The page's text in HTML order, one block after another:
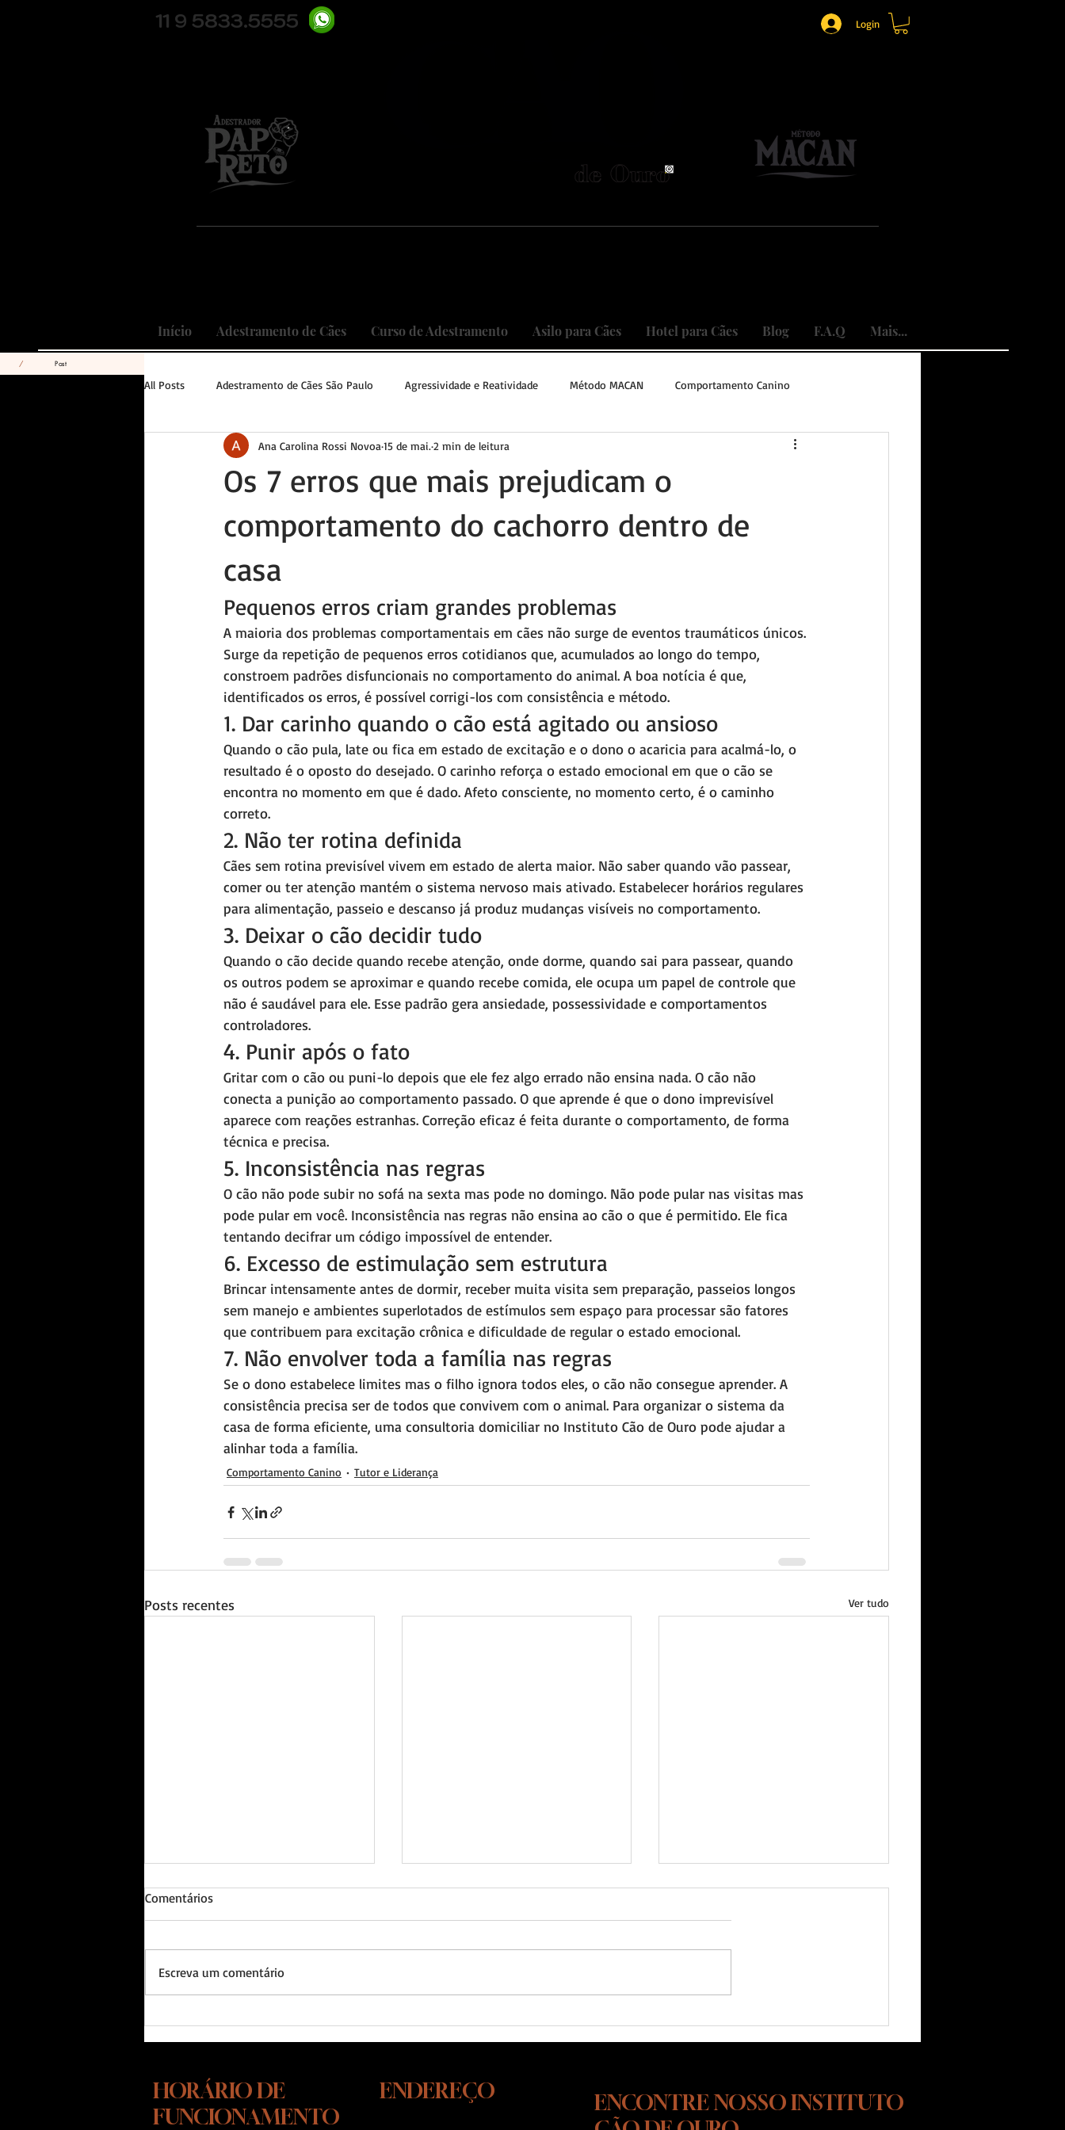
11 9 5833.5555 Login
Início Adestramento de Cães Curso de Adestramento Asilo para Cães Hotel para Cães Blog F.A.Q Mais...
All Posts Adestramento de Cães São Paulo Agressividade e Reatividade Método MACAN Comportamento Canino
Tutor e Liderança Casos Reais Fé e Propósito
Os 7 erros que mais prejudicam o
comportamento do cachorro dentro de
casa
Ana Carolina Rossi Novoa 15 de mai.2 min de leitura
Pequenos erros criam grandes problemas
A maioria dos problemas comportamentais em cães não surge de eventos traumáticos únicos.
Surge da repetição de pequenos erros cotidianos que, acumulados ao longo do tempo,
constroem padrões disfuncionais no comportamento do animal. A boa notícia é que,
identificados os erros, é possível corrigi-los com consistência e método.
1. Dar carinho quando o cão está agitado ou ansioso
Quando o cão pula, late ou fica em estado de excitação e o dono o acaricia para acalmá-lo, o
resultado é o oposto do desejado. O carinho reforça o estado emocional em que o cão se
encontra no momento em que é dado. Afeto consciente, no momento certo, é o caminho
correto.
2. Não ter rotina definida
Cães sem rotina previsível vivem em estado de alerta maior. Não saber quando vão passear,
comer ou ter atenção mantém o sistema nervoso mais ativado. Estabelecer horários regulares
para alimentação, passeio e descanso já produz mudanças visíveis no comportamento.
3. Deixar o cão decidir tudo
Quando o cão decide quando recebe atenção, onde dorme, quando sai para passear, quando
os outros podem se aproximar e quando recebe comida, ele ocupa um papel de controle que
não é saudável para ele. Esse padrão gera ansiedade, possessividade e comportamentos
controladores.
4. Punir após o fato
Gritar com o cão ou puni-lo depois que ele fez algo errado não ensina nada. O cão não
conecta a punição ao comportamento passado. O que aprende é que o dono imprevisível
aparece com reações estranhas. Correção eficaz é feita durante o comportamento, de forma
técnica e precisa.
5. Inconsistência nas regras
O cão não pode subir no sofá na sexta mas pode no domingo. Não pode pular nas visitas mas
pode pular em você. Inconsistência nas regras não ensina ao cão o que é permitido. Ele fica
tentando decifrar um código impossível de entender.
6. Excesso de estimulação sem estrutura
Brincar intensamente antes de dormir, receber muita visita sem preparação, passeios longos
sem manejo e ambientes superlotados de estímulos sem espaço para processar são fatores
que contribuem para excitação crônica e dificuldade de regular o estado emocional.
7. Não envolver toda a família nas regras
Se o dono estabelece limites mas o filho ignora todos eles, o cão não consegue aprender. A
consistência precisa ser de todos que convivem com o animal. Para organizar o sistema da
casa de forma eficiente, uma consultoria domiciliar no Instituto Cão de Ouro pode ajudar a
alinhar toda a família.
Comportamento Canino Tutor e Liderança
Posts recentes Ver tudo
Comentários
Escreva um comentário
/ Post
HORÁRIO DE
FUNCIONAMENTO
ENDEREÇO
ENCONTRE NOSSO INSTITUTO